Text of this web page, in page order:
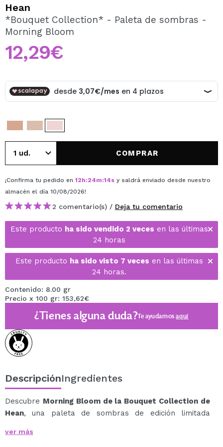
Al crear una cuenta en Maquillalia.com podrás realizar
tus compras rápidamente, revisar el estado de tus
Hean
*Bouquet Collection* - Paleta de sombras -
Morning Bloom
12,29€
COMPRAR
¡Confirma tu pedido en 12h:24m:14s y saldrá enviado desde nuestro
almacén el día 10/08/2026!
2 comentario(s) / Deja tu comentario
Este producto ha sido vendido 2 veces en las últimas
24 horas
Este producto ha sido visto 7 veces en las últimas
24 horas.
Contenido: 8.00 gr
Precio x 100 gr: 153,62€
¿Tienes alguna duda?Te ayudamosaquí
DescripciónIngredientes
Descubre Morning Bloom de la Bouquet Collection de
Hean, una paleta de sombras de edición limitada
despertar por la mañana.
ver más